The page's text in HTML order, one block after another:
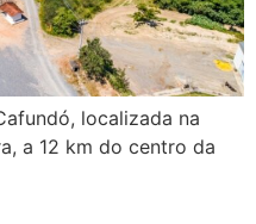
localizada na
a 12 km do centro da